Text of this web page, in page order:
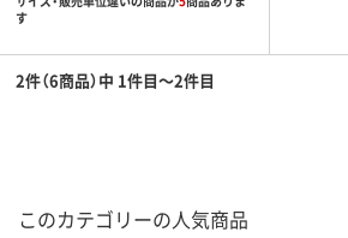
す
2件（6商品）中 1件目～2件目
このカテゴリーの人気商品